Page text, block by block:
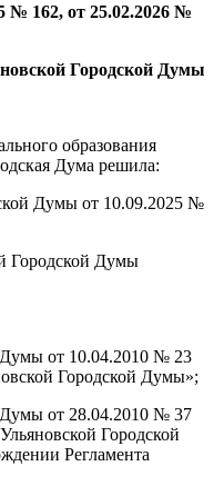
№ 162, от 25.02.2026 №
Городской Думы
образования
Дума решила:
Думы от 10.09.2025 №
Городской Думы
Думы от 10.04.2010 № 23
Городской Думы»;
Думы от 28.04.2010 № 37
Городской
Регламента